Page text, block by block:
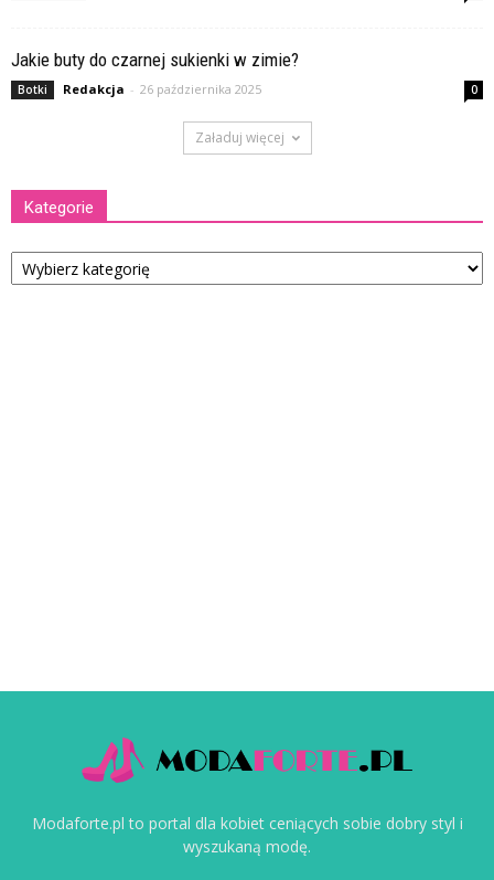
Jakie buty do czarnej sukienki w zimie?
Botki Redakcja - 26 października 2025 0
Załaduj więcej
Kategorie
Kategorie
Modaforte.pl to portal dla kobiet ceniących sobie dobry styl i
wyszukaną modę.